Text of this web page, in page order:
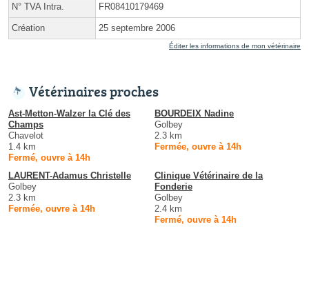
N° TVA Intra. FR08410179469
Création 25 septembre 2006
Éditer les informations de mon vétérinaire
Vétérinaires proches
Ast-Metton-Walzer la Clé des
Champs
Chavelot
1.4 km
Fermé, ouvre à 14h
BOURDEIX Nadine
Golbey
2.3 km
Fermée, ouvre à 14h
LAURENT-Adamus Christelle
Golbey
2.3 km
Fermée, ouvre à 14h
Clinique Vétérinaire de la
Fonderie
Golbey
2.4 km
Fermé, ouvre à 14h